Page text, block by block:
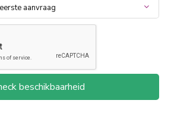
beschikbaarheid